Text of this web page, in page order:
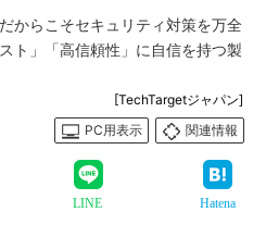
からこそセキュリティ対策を万全
ト」「高信頼性」に自信を持つ製
[TechTargetジャパン]
PC用表示
関連情報
LINE Hatena